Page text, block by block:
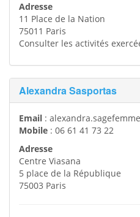
Adresse
11 Place de la Nation
75011 Paris
Consulter les activités
Alexandra Sasportas
Email :
Mobile : 06 61 41 73 22
Adresse
Centre Viasana
5 place de la République
75003 Paris